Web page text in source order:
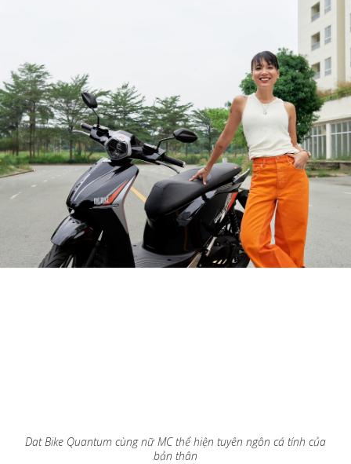
Dat Bike Quantum cùng nữ MC thể hiện tuyên ngôn cá tính của
bản thân